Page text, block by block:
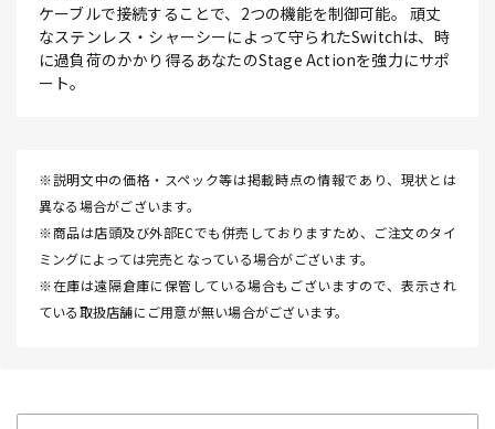
ケーブルで接続することで、2つの機能を制御可能。 頑丈
なステンレス・シャーシーによって守られたSwitchは、時
に過負荷のかかり得るあなたのStage Actionを強力にサポ
ート。
※説明文中の価格・スペック等は掲載時点の情報であり、現状とは
異なる場合がございます。
※商品は店頭及び外部ECでも併売しておりますため、ご注文のタイ
ミングによっては完売となっている場合がございます。
※在庫は遠隔倉庫に保管している場合もございますので、表示され
ている取扱店舗にご用意が無い場合がございます。